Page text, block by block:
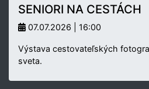
SENIORI NA CESTÁCH
07.07.2026 | 16:00
Výstava cestovateľských
sveta.